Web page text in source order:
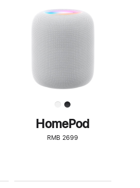
步
了
解
HomePod<
HomePod
RMB 2699